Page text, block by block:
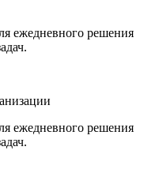
ежедневного решения
ежедневного решения